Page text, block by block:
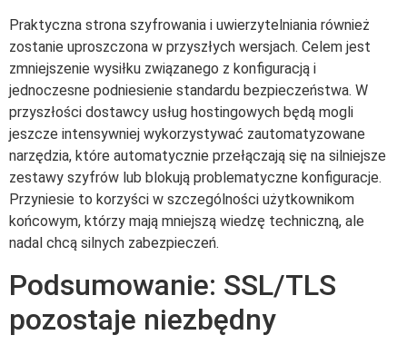
Praktyczna strona szyfrowania i uwierzytelniania również
zostanie uproszczona w przyszłych wersjach. Celem jest
zmniejszenie wysiłku związanego z konfiguracją i
jednoczesne podniesienie standardu bezpieczeństwa. W
przyszłości dostawcy usług hostingowych będą mogli
jeszcze intensywniej wykorzystywać zautomatyzowane
narzędzia, które automatycznie przełączają się na silniejsze
zestawy szyfrów lub blokują problematyczne konfiguracje.
Przyniesie to korzyści w szczególności użytkownikom
końcowym, którzy mają mniejszą wiedzę techniczną, ale
nadal chcą silnych zabezpieczeń.
Podsumowanie: SSL/TLS
pozostaje niezbędny